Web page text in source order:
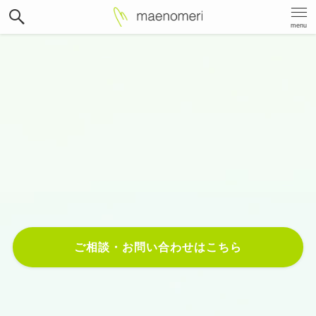
menu
ご相談・お問い合わせはこちら